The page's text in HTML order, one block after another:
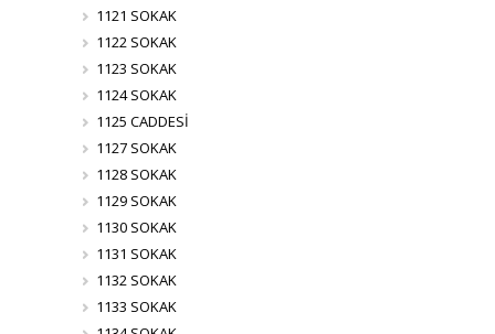
1121 SOKAK
1122 SOKAK
1123 SOKAK
1124 SOKAK
1125 CADDESİ
1127 SOKAK
1128 SOKAK
1129 SOKAK
1130 SOKAK
1131 SOKAK
1132 SOKAK
1133 SOKAK